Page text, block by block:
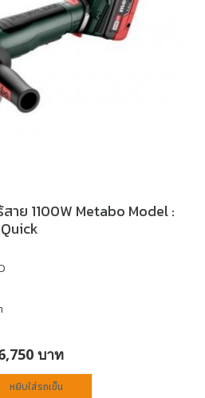
สาย 1100W Metabo Model :
Quick
บาท
หยิบใส่รถเข็น